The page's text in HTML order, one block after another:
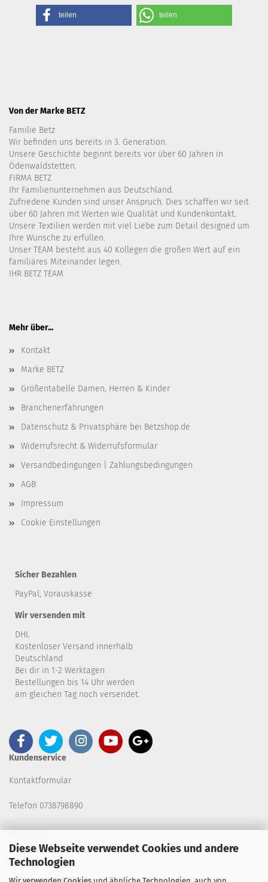
Diese Webseite verwendet Cookies und andere
Technologien
Wir verwenden Cookies und ähnliche Technologien, auch von
teilen teilen
Von der Marke BETZ
Familie Betz
Wir befinden uns bereits in 3. Generation.
Unsere Geschichte beginnt bereits vor über 60 Jahren in
Ödenwaldstetten.
FIRMA BETZ
Ihr Familienunternehmen aus Deutschland.
Zufriedene Kunden sind unser Anspruch. Dies schaffen wir seit
über 60 Jahren mit Werten wie Qualität und Kundenkontakt.
Unsere Textilien werden mit viel Liebe zum Detail designed um
Ihre Wünsche zu erfüllen.
Unser TEAM besteht aus 40 Kollegen die großen Wert auf ein
familiäres Miteinander legen.
IHR BETZ TEAM
Mehr über...
Kontakt
Marke BETZ
Größentabelle Damen, Herren & Kinder
Branchenerfahrungen
Datenschutz & Privatsphäre bei Betzshop.de
Widerrufsrecht & Widerrufsformular
Versandbedingungen | Zahlungsbedingungen
AGB
Impressum
Cookie Einstellungen
Sicher Bezahlen
PayPal, Vorauskasse
Wir versenden mit
DHL
Kostenloser Versand innerhalb
Deutschland
Bei dir in 1-2 Werktagen
Bestellungen bis 14 Uhr werden
am gleichen Tag noch versendet.
Kundenservice
Kontaktformular
Telefon 0738798890